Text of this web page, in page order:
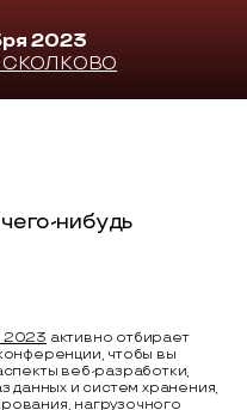
2023
СКОЛКОВО
нибудь
2023 активно отбирает
чтобы вы
веб-разработки,
данных и систем хранения,
нагрузочного